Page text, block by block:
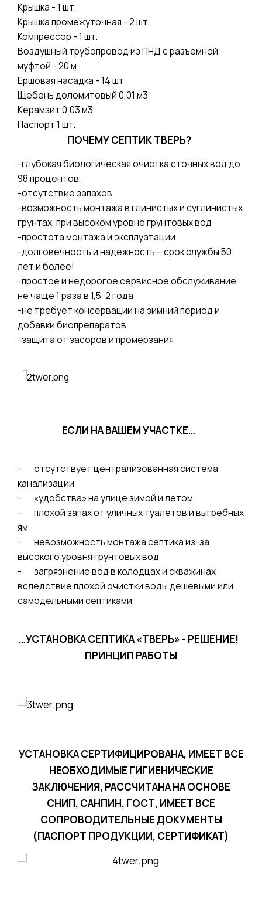
Крышка - 1 шт.
Крышка промежуточная - 2 шт.
Компрессор - 1 шт.
Воздушный трубопровод из ПНД с разъемной
муфтой - 20 м
Ершовая насадка - 14 шт.
Щебень доломитовый 0,01 м3
Керамзит 0,03 м3
Паспорт 1 шт.
ПОЧЕМУ СЕПТИК ТВЕРЬ?
-глубокая биологическая очистка сточных вод до
98 процентов.
-отсутствие запахов
-возможность монтажа в глинистых и суглинистых
грунтах, при высоком уровне грунтовых вод
-простота монтажа и эксплуатации
-долговечность и надежность – срок службы 50
лет и более!
-простое и недорогое сервисное обслуживание
не чаще 1 раза в 1,5-2 года
-не требует консервации на зимний период и
добавки биопрепаратов
-защита от засоров и промерзания
ЕСЛИ НА ВАШЕМ УЧАСТКЕ…
- отсутствует централизованная система
канализации
- «удобства» на улице зимой и летом
- плохой запах от уличных туалетов и выгребных
ям
- невозможность монтажа септика из-за
высокого уровня грунтовых вод
- загрязнение вод в колодцах и скважинах
вследствие плохой очистки воды дешевыми или
самодельными септиками
…УСТАНОВКА СЕПТИКА «ТВЕРЬ» - РЕШЕНИЕ!
ПРИНЦИП РАБОТЫ
УСТАНОВКА СЕРТИФИЦИРОВАНА, ИМЕЕТ ВСЕ
НЕОБХОДИМЫЕ ГИГИЕНИЧЕСКИЕ
ЗАКЛЮЧЕНИЯ, РАССЧИТАНА НА ОСНОВЕ
СНИП, САНПИН, ГОСТ, ИМЕЕТ ВСЕ
СОПРОВОДИТЕЛЬНЫЕ ДОКУМЕНТЫ
(ПАСПОРТ ПРОДУКЦИИ, СЕРТИФИКАТ)